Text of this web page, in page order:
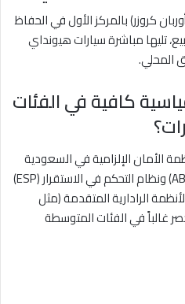
كروزر) بالمركز الأول في الحفاظ
تليها مباشرة سيارات هيونداي
المحلي.
كافية في الفئات
الطرازات لعام 2026 أنظمة الأمان الإلزامية في السعودية
مثل الفرامل المانعة للانغلاق (ABS) ونظام التحكم في الاستقرار (ESP)
الرادارية المتقدمة (مثل
غالباً في الفئات المتوسطة